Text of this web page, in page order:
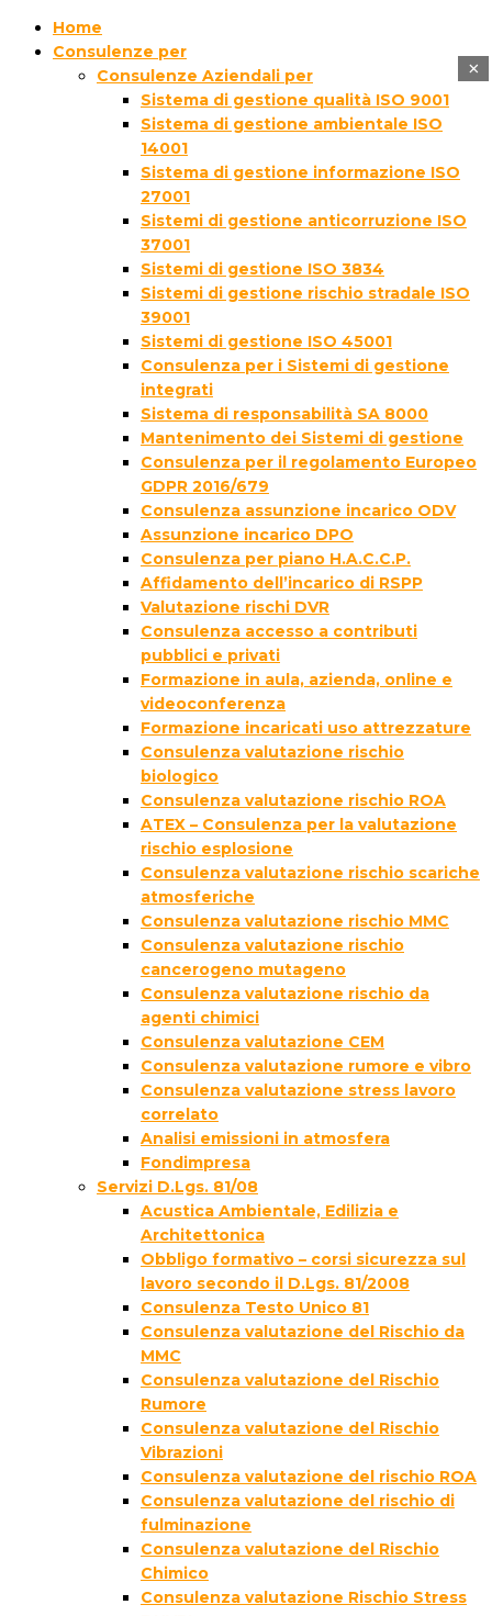
Home
Consulenze per
Consulenze Aziendali per
Sistema di gestione qualità ISO 9001
Sistema di gestione ambientale ISO
14001
Sistema di gestione informazione ISO
27001
Sistemi di gestione anticorruzione ISO
37001
Sistemi di gestione ISO 3834
Sistemi di gestione rischio stradale ISO
39001
Sistemi di gestione ISO 45001
Consulenza per i Sistemi di gestione
integrati
Sistema di responsabilità SA 8000
Mantenimento dei Sistemi di gestione
Consulenza per il regolamento Europeo
GDPR 2016/679
Consulenza assunzione incarico ODV
Assunzione incarico DPO
Consulenza per piano H.A.C.C.P.
Affidamento dell’incarico di RSPP
Valutazione rischi DVR
Consulenza accesso a contributi
pubblici e privati
Formazione in aula, azienda, online e
videoconferenza
Formazione incaricati uso attrezzature
Consulenza valutazione rischio
biologico
Consulenza valutazione rischio ROA
ATEX – Consulenza per la valutazione
rischio esplosione
Consulenza valutazione rischio scariche
atmosferiche
Consulenza valutazione rischio MMC
Consulenza valutazione rischio
cancerogeno mutageno
Consulenza valutazione rischio da
agenti chimici
Consulenza valutazione CEM
Consulenza valutazione rumore e vibro
Consulenza valutazione stress lavoro
correlato
Analisi emissioni in atmosfera
Fondimpresa
Servizi D.Lgs. 81/08
Acustica Ambientale, Edilizia e
Architettonica
Obbligo formativo – corsi sicurezza sul
lavoro secondo il D.Lgs. 81/2008
Consulenza Testo Unico 81
Consulenza valutazione del Rischio da
MMC
Consulenza valutazione del Rischio
Rumore
Consulenza valutazione del Rischio
Vibrazioni
Consulenza valutazione del rischio ROA
Consulenza valutazione del rischio di
fulminazione
Consulenza valutazione del Rischio
Chimico
Consulenza valutazione Rischio Stress
×